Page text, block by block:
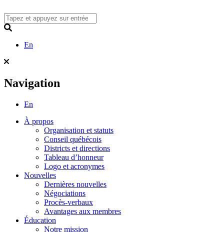
to
content
En
Navigation
En
À propos
Organisation et statuts
Conseil québécois
Districts et directions
Tableau d’honneur
Logo et acronymes
Nouvelles
Dernières nouvelles
Négociations
Procès-verbaux
Avantages aux membres
Éducation
Notre mission